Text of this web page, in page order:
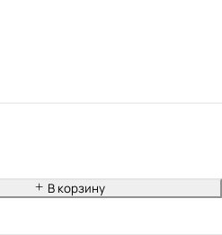
В корзину